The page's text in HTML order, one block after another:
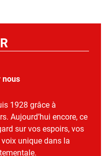
nous
1928 grâce à
Aujourd’hui encore, ce
sur vos espoirs, vos
unique dans la